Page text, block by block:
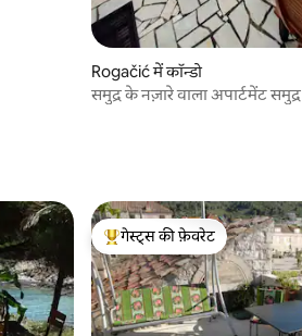
Rogačić में कॉन्डो
समुद्र के नज़ारे वाला अपार्टमेंट समुद्र
गेस्ट्स का टॉप फ़ेवरेट
गेस्ट्स की फ़ेवरेट